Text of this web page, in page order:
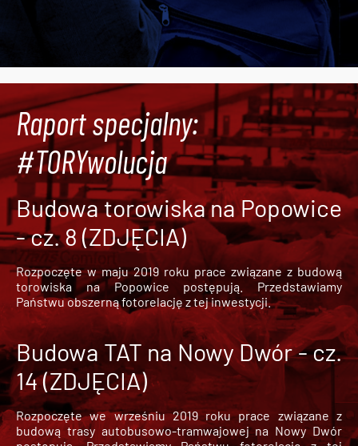
Raport specjalny:
#TORYwolucja
Budowa torowiska na Popowice
- cz. 8 (ZDJĘCIA)
Rozpoczęte w maju 2019 roku prace związane z budową
torowiska na Popowice
postępują. Przedstawiamy
Państwu obszerną fotorelację z tej inwestycji.
Budowa TAT na Nowy Dwór - cz.
14 (ZDJĘCIA)
Rozpoczęte we wrześniu 2019 roku prace związane z
budową trasy autobusowo-tramwajowej na Nowy Dwór